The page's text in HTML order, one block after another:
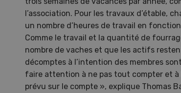
l’association. Pour les travaux d’étable,
un nombre d’heures de travail en
Comme le travail et la quantité de
nombre de vaches et que les actifs
décomptes à l’intention des membres
faire attention à ne pas tout compter et à
prévu sur le compte », explique Thomas